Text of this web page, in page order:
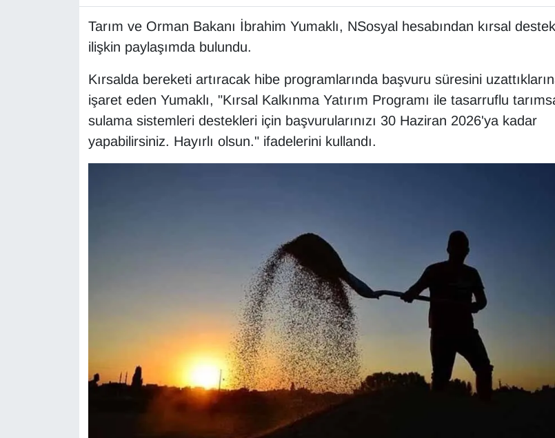
Tarım ve Orman Bakanı İbrahim Yumaklı, NSosyal hesabından kırsal
ilişkin paylaşımda bulundu.
Kırsalda bereketi artıracak hibe programlarında başvuru süresini
işaret eden Yumaklı, "Kırsal Kalkınma Yatırım Programı ile tasarruflu
sulama sistemleri destekleri için başvurularınızı 30 Haziran 2026'ya kadar
yapabilirsiniz. Hayırlı olsun." ifadelerini kullandı.
HABERDE İNSAN
Kamu Alımları
POLİTİKA